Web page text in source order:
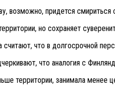
возможно, придется
но сохраняет
что в долгосрочной
что аналогия с
территории, занимала менее